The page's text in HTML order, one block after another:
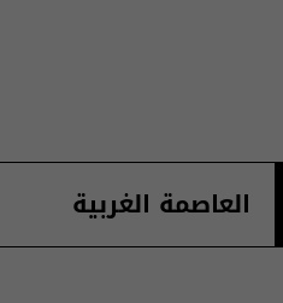
العاصمة الغربية